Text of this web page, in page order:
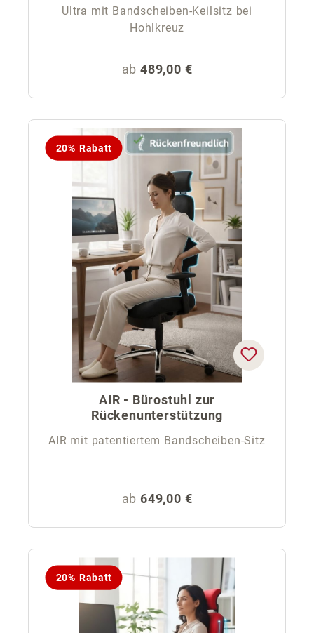
Ultra mit Bandscheiben-Keilsitz bei
Hohlkreuz
Regulärer Preis:
ab 489,00 €
20% Rabatt
AIR - Bürostuhl zur
Rückenunterstützung
AIR mit patentiertem Bandscheiben-Sitz
Regulärer Preis:
ab 649,00 €
20% Rabatt